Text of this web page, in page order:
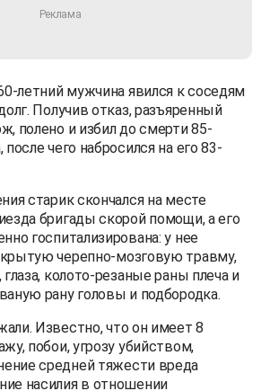
летний мужчина явился к соседям
Получив отказ, разъяренный
полено и избил до смерти 85-
чего набросился на его 83-
старик скончался на месте
бригады скорой помощи, а его
госпитализирована: у нее
черепно-мозговую травму,
колото-резаные раны плеча и
рану головы и подбородка.
Известно, что он имеет 8
побои, угрозу убийством,
средней тяжести вреда
насилия в отношении